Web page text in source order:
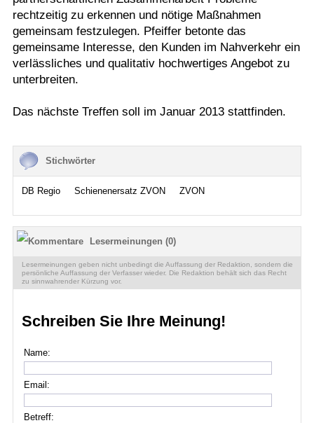
rechtzeitig zu erkennen und nötige Maßnahmen
gemeinsam festzulegen. Pfeiffer betonte das
gemeinsame Interesse, den Kunden im Nahverkehr ein
verlässliches und qualitativ hochwertiges Angebot zu
unterbreiten.
Das nächste Treffen soll im Januar 2013 stattfinden.
Stichwörter
DB Regio Schienenersatz ZVON ZVON
Lesermeinungen (0)
Lesermeinungen geben nicht unbedingt die Auffassung der Redaktion, sondern die
persönliche Auffassung der Verfasser wieder. Die Redaktion behält sich das Recht
zu sinnwahrender Kürzung vor.
Schreiben Sie Ihre Meinung!
Name:
Email:
Betreff: